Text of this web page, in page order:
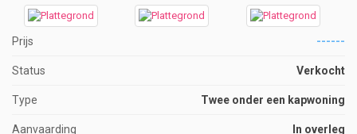
Prijs ------
Status Verkocht
Type Twee onder een kapwoning
Aanvaarding In overleg